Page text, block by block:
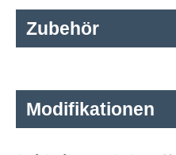
Zubehör
Modifikationen